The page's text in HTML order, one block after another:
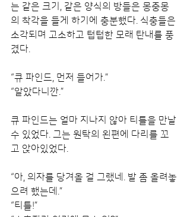
는 같은 크기, 같은 양식의 방들은 몽중몽
의 착각을 들게 하기에 충분했다. 식충들은
소각되며 고소하고 텁텁한 모래 탄내를 풍
겼다.
“큐 파인드, 먼저 들어가.”
“알았다니깐.”
큐 파인드는 얼마 지나지 않아 티틀을 만날
수 있었다. 그는 원탁의 왼편에 다리를 꼬
고 앉아있었다.
“아, 의자를 당겨올 걸 그랬네. 발 좀 올려놓
으려 했는데.”
“티틀!”